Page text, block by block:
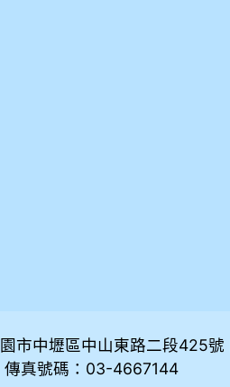
市中壢區中山東路二段425號
真號碼：03-4667144